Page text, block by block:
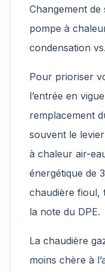
Changement de
pompe à
condensation
Pour prioriser
l’entrée en
remplacement
souvent le
à chaleur air-
énergétique de
chaudière fioul,
la note du DPE.
La chaudière
moins chère à